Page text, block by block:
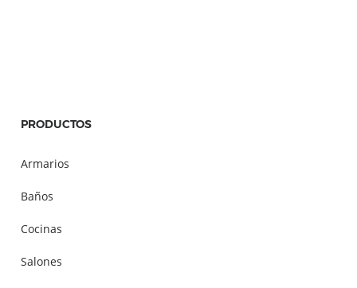
PRODUCTOS
Armarios
Baños
Cocinas
Salones